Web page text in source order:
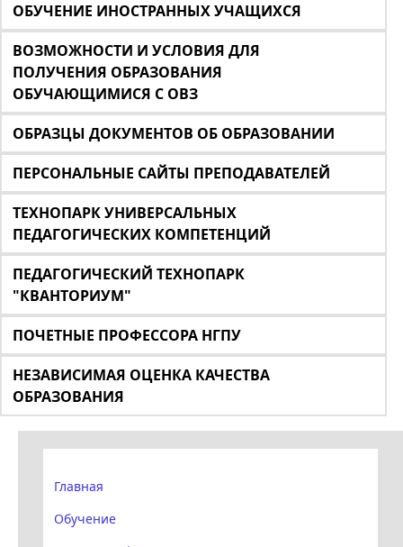
ОБУЧЕНИЕ ИНОСТРАННЫХ УЧАЩИХСЯ
ВОЗМОЖНОСТИ И УСЛОВИЯ ДЛЯ
ПОЛУЧЕНИЯ ОБРАЗОВАНИЯ
ОБУЧАЮЩИМИСЯ С ОВЗ
ОБРАЗЦЫ ДОКУМЕНТОВ ОБ ОБРАЗОВАНИИ
ПЕРСОНАЛЬНЫЕ САЙТЫ ПРЕПОДАВАТЕЛЕЙ
ТЕХНОПАРК УНИВЕРСАЛЬНЫХ
ПЕДАГОГИЧЕСКИХ КОМПЕТЕНЦИЙ
ПЕДАГОГИЧЕСКИЙ ТЕХНОПАРК
"КВАНТОРИУМ"
ПОЧЕТНЫЕ ПРОФЕССОРА НГПУ
НЕЗАВИСИМАЯ ОЦЕНКА КАЧЕСТВА
ОБРАЗОВАНИЯ
Главная
Обучение